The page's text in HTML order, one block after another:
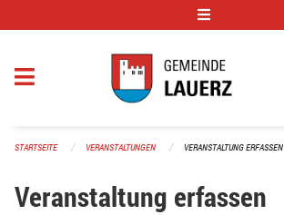
STARTSEITE VERANSTALTUNGEN VERANSTALTUNG ERFASSEN
Veranstaltung erfassen